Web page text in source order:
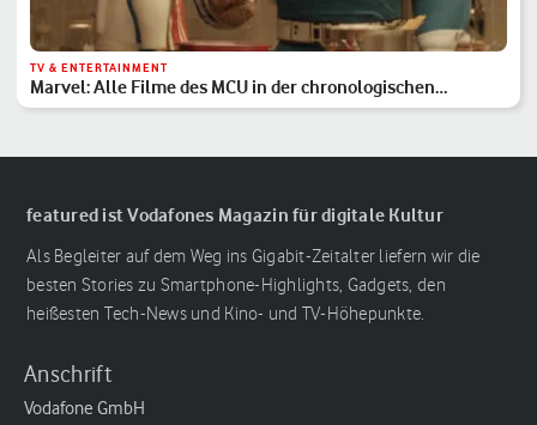
TV & ENTERTAINMENT
Marvel: Alle Filme des MCU in der chronologischen
Reihenfolge
featured ist Vodafones Magazin für digitale Kultur
Als Begleiter auf dem Weg ins Gigabit-Zeitalter liefern wir die
besten Stories zu Smartphone-Highlights, Gadgets, den
heißesten Tech-News und Kino- und TV-Höhepunkte.
Anschrift
Vodafone GmbH